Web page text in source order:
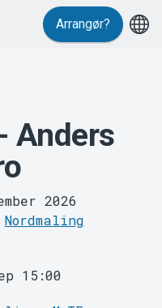
Arrangør?
Anders
2026
Nordmaling
15:00